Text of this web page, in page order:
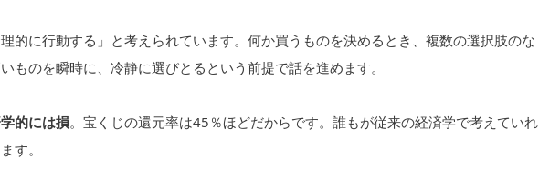
的に行動する」と考えられています。何か買うものを決めるとき、複数の選択肢のな
ものを瞬時に、冷静に選びとるという前提で話を進めます。
的には損。宝くじの還元率は45％ほどだからです。誰もが従来の経済学で考えていれ
す。